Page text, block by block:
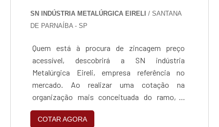
SN INDÚSTRIA METALÚRGICA EIRELI/ SANTANA
DE PARNAÍBA - SP
Quem está à procura de zincagem preço
acessível, descobrirá a SN indústria
Metalúrgica Eireli, empresa referência no
mercado. Ao realizar uma cotação na
organização mais conceituada do ramo, o
cliente contará com serviços de excelência e o
suporte de especialistas para sanar eventuais
COTAR AGORA